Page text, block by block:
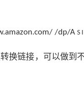
/dp/A S
换链接，可以做到